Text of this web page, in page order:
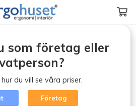
som företag eller
du vill se våra priser.
Företag